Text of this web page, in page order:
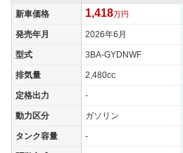
新車価格 1,418万円
発売年月 2026年6月
型式 3BA-GYDNWF
排気量 2,480cc
定格出力 -
動力区分 ガソリン
タンク容量 -